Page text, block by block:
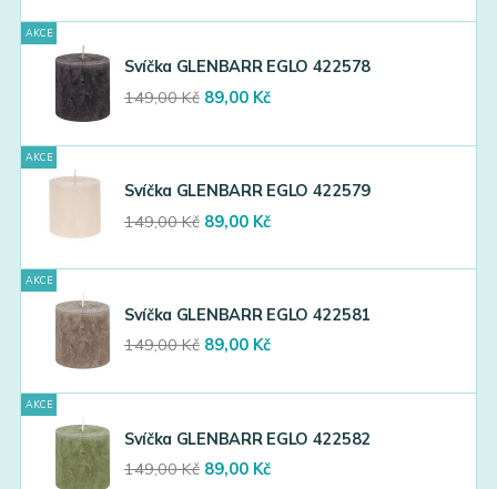
was:
is:
AKCE
Svíčka GLENBARR EGLO 422578
149,00Kč Original
was:
89,00 KčCurrent
is:
AKCE
Svíčka GLENBARR EGLO 422579
149,00Kč Original
was:
89,00 KčCurrent
is:
AKCE
Svíčka GLENBARR EGLO 422581
149,00Kč Original
was:
89,00 KčCurrent
is:
AKCE
Svíčka GLENBARR EGLO 422582
149,00Kč Original
89,00 KčCurrent